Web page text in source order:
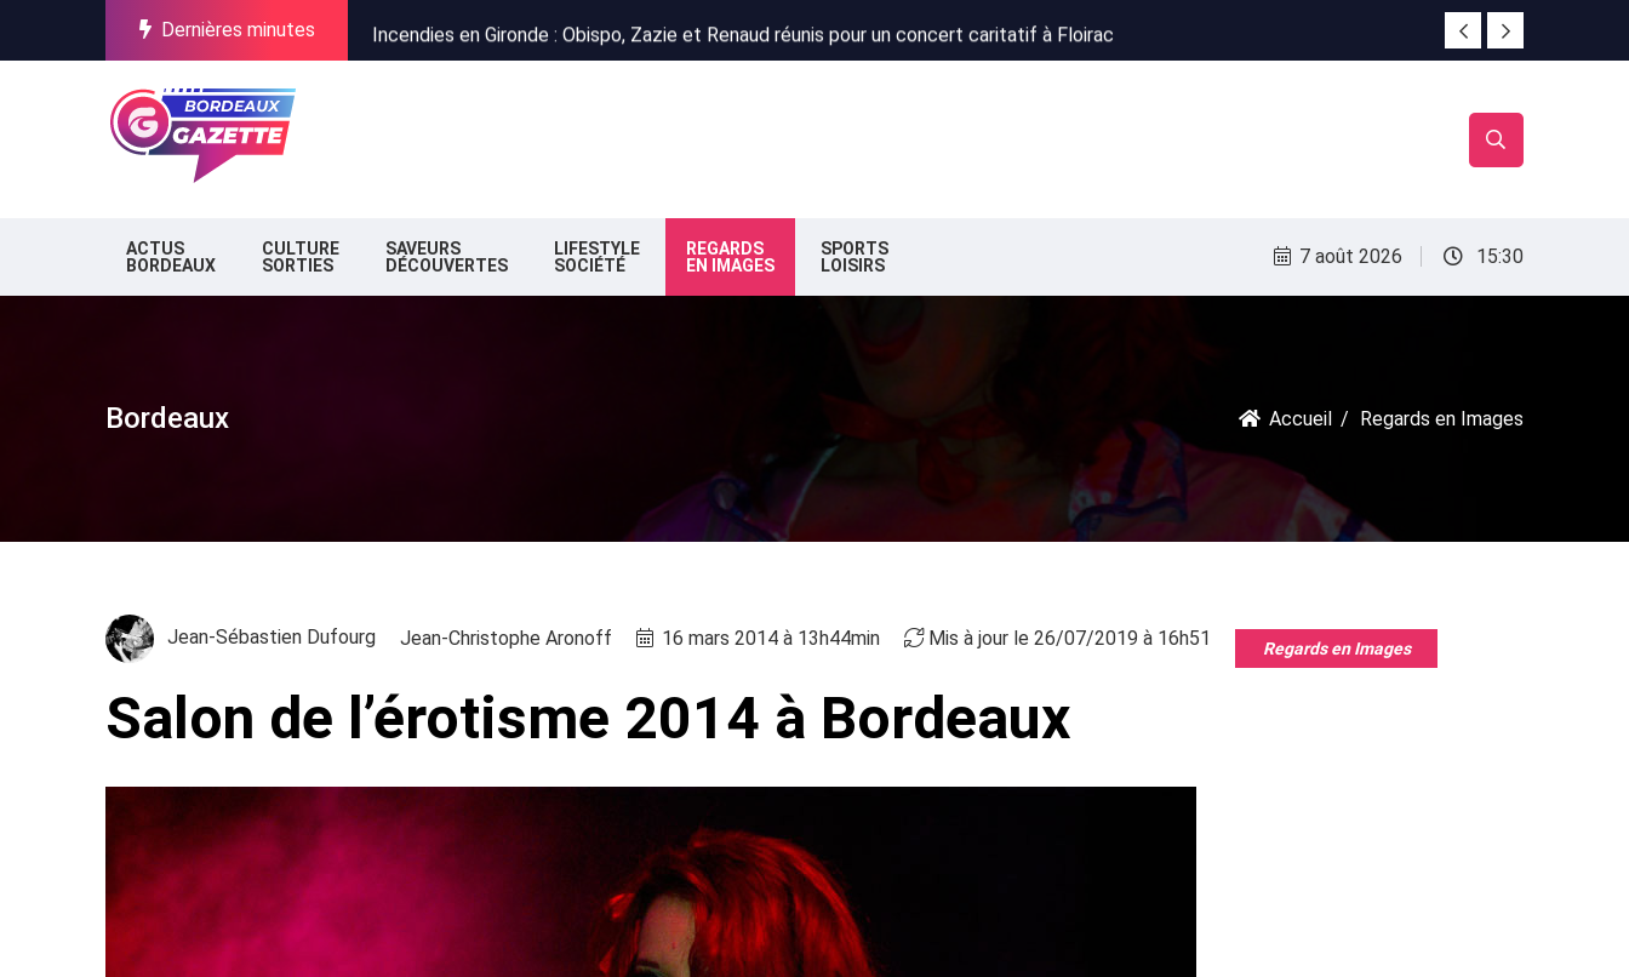
Dernières minutes
Incendies en Gironde : Obispo, Zazie et Renaud réunis pour un concert caritatif à Floirac
Stationnement à Bordeaux : la nouvelle majorité change de cap
ACTUS
BORDEAUX
CULTURE
SORTIES
SAVEURS
DÉCOUVERTES
LIFESTYLE
SOCIÉTÉ
REGARDS
EN IMAGES
SPORTS
LOISIRS
7 août 2026 15:30
Bordeaux Accueil Regards en Images
Jean-Sébastien Dufourg Jean-Christophe Aronoff 16 mars 2014 à 13h44min Mis à jour le 26/07/2019 à 16h51 Regards en Images
Salon de l’érotisme 2014 à Bordeaux